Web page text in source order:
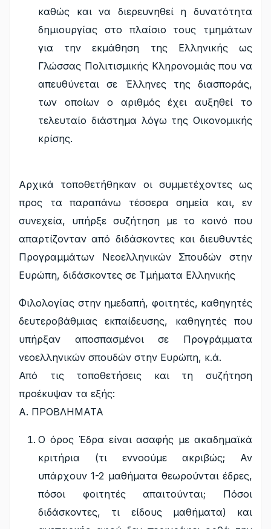
καθώς και να διερευνηθεί η δυνατότητα
δημιουργίας στο πλαίσιο τους τμημάτων
για την εκμάθηση της Ελληνικής ως
Γλώσσας Πολιτισμικής Κληρονομιάς που να
απευθύνεται σε Έλληνες της διασποράς,
των οποίων ο αριθμός έχει αυξηθεί το
τελευταίο διάστημα λόγω της Οικονομικής
κρίσης.
Αρχικά τοποθετήθηκαν οι συμμετέχοντες ως
προς τα παραπάνω τέσσερα σημεία και, εν
συνεχεία, υπήρξε συζήτηση με το κοινό που
απαρτίζονταν από διδάσκοντες και διευθυντές
Προγραμμάτων Νεοελληνικών Σπουδών στην
Ευρώπη, διδάσκοντες σε Τμήματα Ελληνικής
Φιλολογίας στην ημεδαπή, φοιτητές, καθηγητές
δευτεροβάθμιας εκπαίδευσης, καθηγητές που
υπήρξαν αποσπασμένοι σε Προγράμματα
νεοελληνικών σπουδών στην Ευρώπη, κ.ά.
Από τις τοποθετήσεις και τη συζήτηση
προέκυψαν τα εξής:
Α. ΠΡΟΒΛΗΜΑΤΑ
Ο όρος Έδρα είναι ασαφής με ακαδημαϊκά
κριτήρια (τι εννοούμε ακριβώς; Αν
υπάρχουν 1-2 μαθήματα θεωρούνται έδρες,
πόσοι φοιτητές απαιτούνται; Πόσοι
διδάσκοντες, τι είδους μαθήματα) και